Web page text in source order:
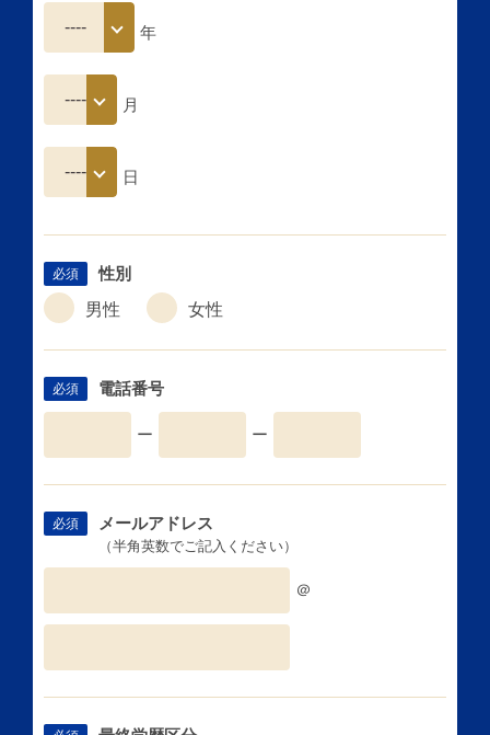
年
月
日
必須
性別
男性
女性
必須 電話番号
ー ー
必須 メールアドレス
（半角英数でご記入ください）
＠